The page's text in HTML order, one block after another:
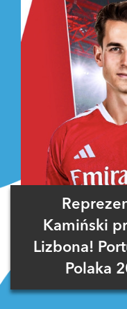
Kamiński
Lizbona!
Polaka